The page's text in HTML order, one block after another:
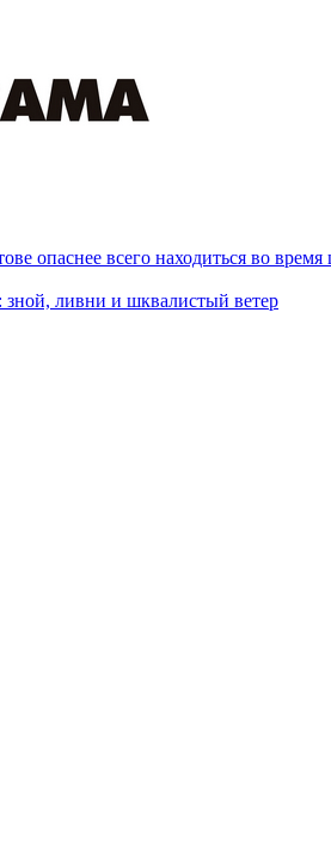
опаснее всего находиться во
зной, ливни и шквалистый ветер